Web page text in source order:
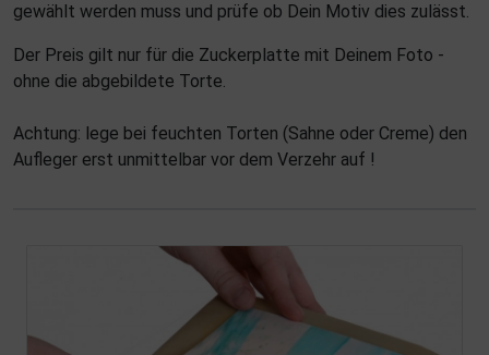
gewählt werden muss und prüfe ob Dein Motiv dies zulässt.
Der Preis gilt nur für die Zuckerplatte mit Deinem Foto -
ohne die abgebildete Torte.
Achtung: lege bei feuchten Torten (Sahne oder Creme) den
Aufleger erst unmittelbar vor dem Verzehr auf !